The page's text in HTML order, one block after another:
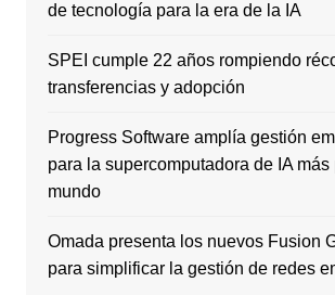
de tecnología para la era de la IA
SPEI cumple 22 años rompiendo
transferencias y adopción
Progress Software amplía gestión
para la supercomputadora de IA más
mundo
Omada presenta los nuevos Fusion
para simplificar la gestión de redes